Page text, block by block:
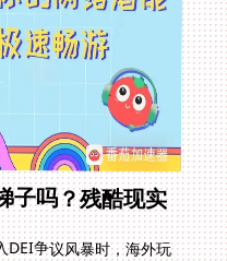
子吗？残酷现实
争议风暴时，海外玩
国服客户端弹出"地区限